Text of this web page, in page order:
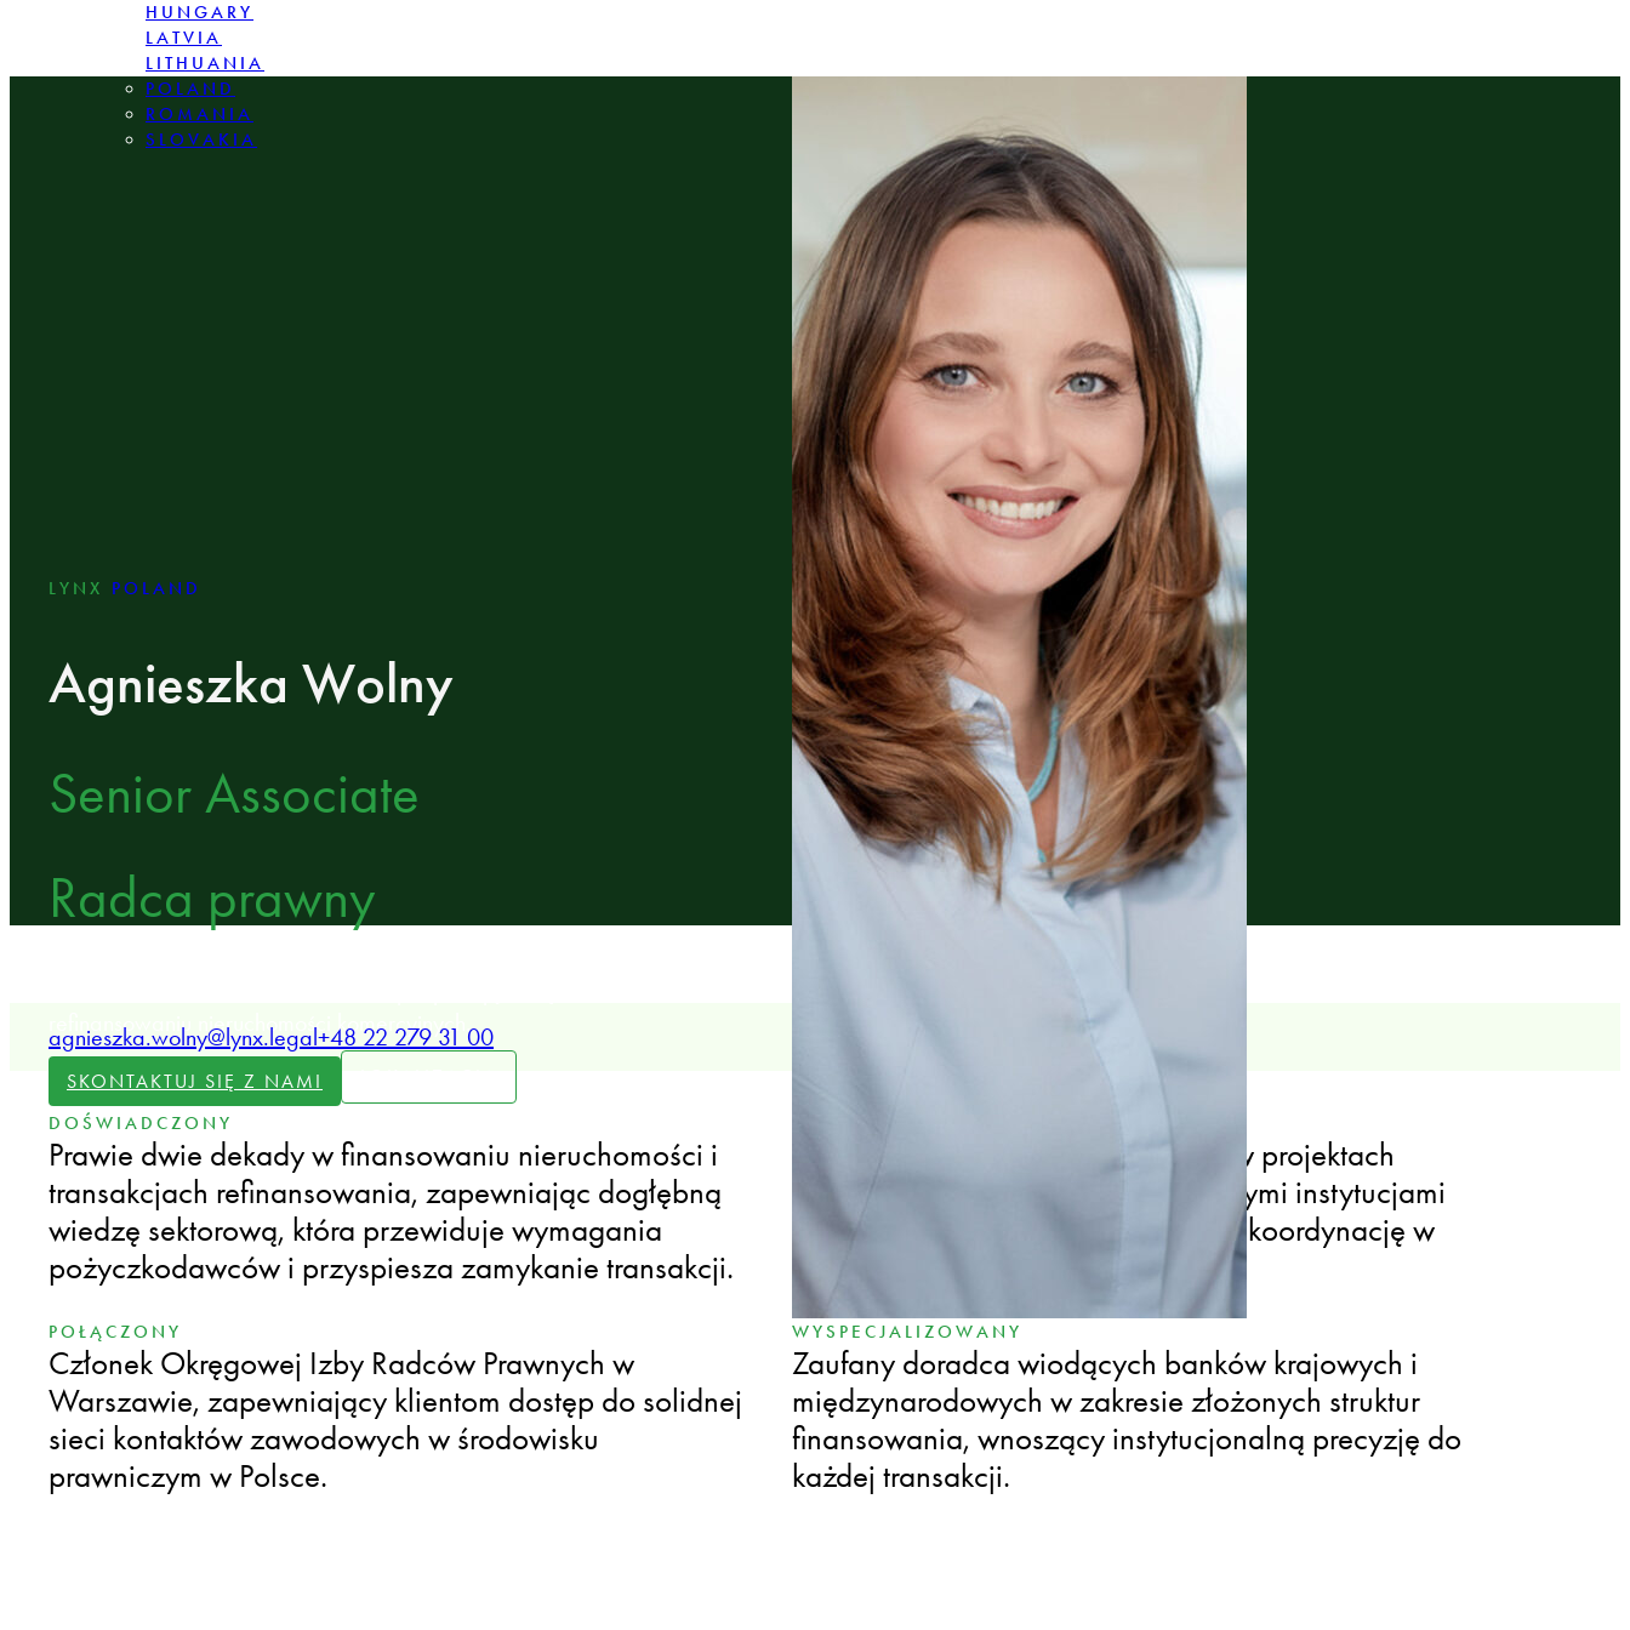
HUNGARY
LATVIA
LITHUANIA
POLAND
ROMANIA
SLOVAKIA
LYNX POLAND
Agnieszka Wolny
Senior Associate
Radca prawny
refinansowaniu nieruchomości komercyjnych.
SKONTAKTUJ SIĘ Z NAMI
agnieszka.wolny@lynx.legal+48 22 279 31 00
DOŚWIADCZONY
Prawie dwie dekady w finansowaniu nieruchomości i
transakcjach refinansowania, zapewniając dogłębną
wiedzę sektorową, która przewiduje wymagania
pożyczkodawców i przyspiesza zamykanie transakcji.
Udokumentowane doświadczenie w projektach
transgranicznych z międzynarodowymi instytucjami
finansowymi, zapewniające płynną koordynację w
wielu jurysdykcjach.
POŁĄCZONY
Członek Okręgowej Izby Radców Prawnych w
Warszawie, zapewniający klientom dostęp do solidnej
sieci kontaktów zawodowych w środowisku
prawniczym w Polsce.
WYSPECJALIZOWANY
Zaufany doradca wiodących banków krajowych i
międzynarodowych w zakresie złożonych struktur
finansowania, wnoszący instytucjonalną precyzję do
każdej transakcji.